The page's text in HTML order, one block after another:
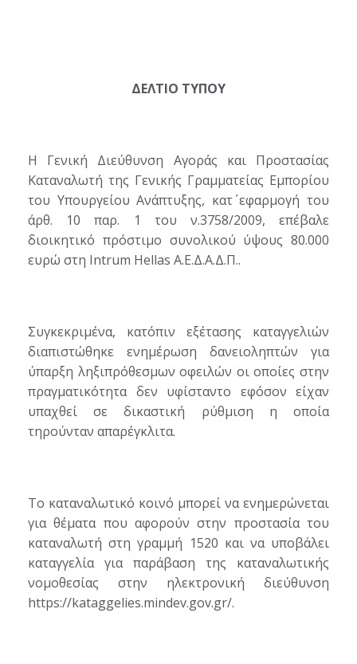
ΔΕΛΤΙΟ ΤΥΠΟΥ
Η Γενική Διεύθυνση Αγοράς και Προστασίας
Καταναλωτή της Γενικής Γραμματείας Εμπορίου
του Υπουργείου Ανάπτυξης, κατ΄ εφαρμογή του
άρθ. 10 παρ. 1 του ν.3758/2009, επέβαλε
διοικητικό πρόστιμο συνολικού ύψους 80.000
ευρώ στη Intrum Hellas A.E.Δ.Α.Δ.Π..
Συγκεκριμένα, κατόπιν εξέτασης καταγγελιών
διαπιστώθηκε ενημέρωση δανειοληπτών για
ύπαρξη ληξιπρόθεσμων οφειλών οι οποίες στην
πραγματικότητα δεν υφίσταντο εφόσον είχαν
υπαχθεί σε δικαστική ρύθμιση η οποία
τηρούνταν απαρέγκλιτα.
Το καταναλωτικό κοινό μπορεί να ενημερώνεται
για θέματα που αφορούν στην προστασία του
καταναλωτή στη γραμμή 1520 και να υποβάλει
καταγγελία για παράβαση της καταναλωτικής
νομοθεσίας στην ηλεκτρονική διεύθυνση
https://kataggelies.mindev.gov.gr/.